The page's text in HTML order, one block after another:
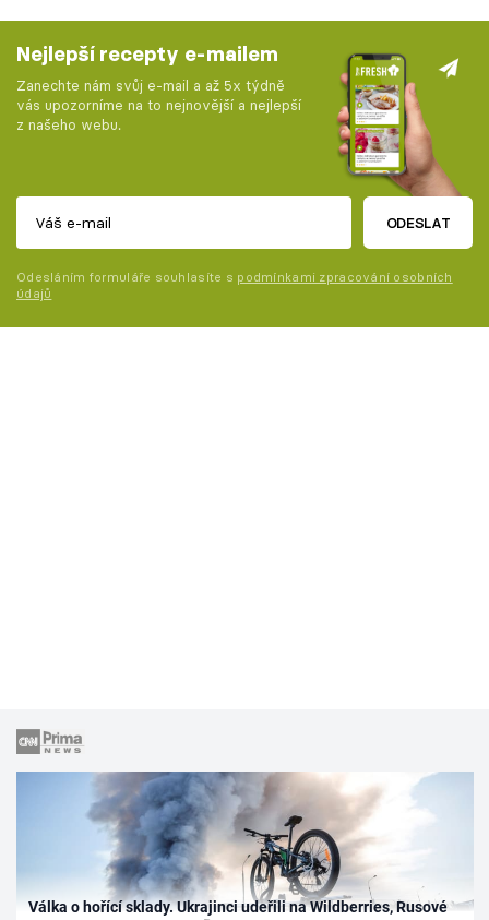
Nejlepší recepty e-mailem
Zanechte nám svůj e-mail a až 5x týdně
vás upozorníme na to nejnovější a nejlepší
z našeho webu.
ODESLAT
Odesláním formuláře souhlasíte s podmínkami zpracování osobních
údajů
Válka o hořící sklady. Ukrajinci udeřili na Wildberries, Rusové